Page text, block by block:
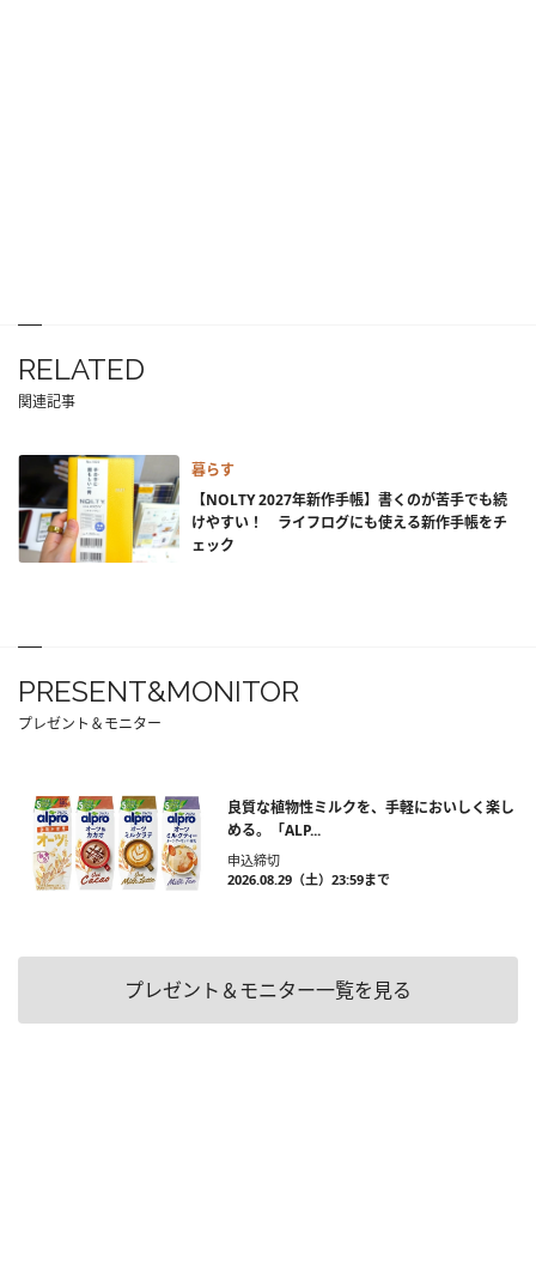
RELATED
関連記事
暮らす
【NOLTY 2027年新作手帳】書くのが苦手でも続
けやすい！ ライフログにも使える新作手帳をチ
ェック
PRESENT&MONITOR
プレゼント＆モニター
良質な植物性ミルクを、手軽においしく楽し
める。「ALP...
申込締切
2026.08.29（土）23:59まで
プレゼント＆モニター一覧を見る